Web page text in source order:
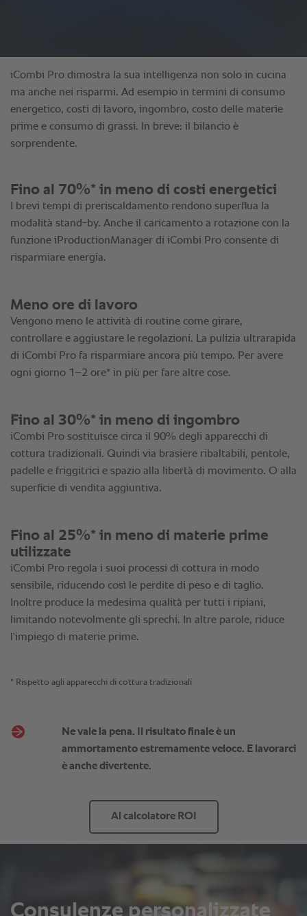
Ne vale la pena. Il risultato finale è un
ammortamento estremamente veloce. E lavorarci
è anche divertente.
Al calcolatore ROI